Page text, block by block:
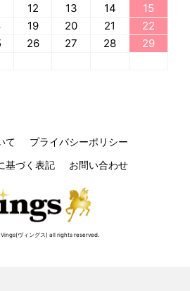
12 13 14
15
19 20 21
22
26 27 28
29
て
プライバシーポリシー
基づく表記
お問い合わせ
ヴィングス) all rights reserved.